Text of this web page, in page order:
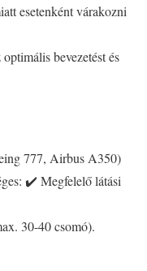
esetenként várakozni
bevezetést és
777, Airbus A350)
✔️ Megfelelő látási
30-40 csomó).